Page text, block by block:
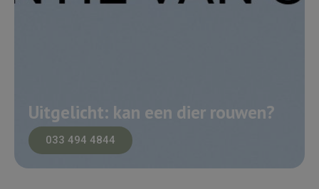
Uitgelicht: kan een dier rouwen?
033 494 4844